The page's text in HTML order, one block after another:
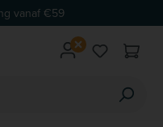
vanaf €59
Je hebt